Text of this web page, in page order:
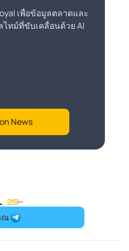
เพื่อข้อมูลตลาดและ
ทม์ที่ขับเคลื่อนด้วย AI
News
Home
ณ